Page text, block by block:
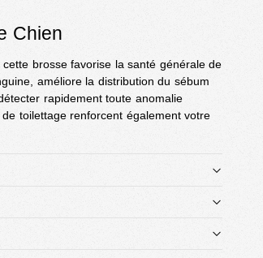
Chien
brosse favorise la santé générale de
améliore la distribution du sébum
rapidement toute anomalie
toilettage renforcent également votre